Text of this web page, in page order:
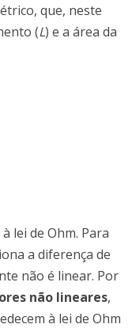
que, neste
(L) e a área da
lei de Ohm. Para
a diferença de
não é linear. Por
não lineares,
à lei de Ohm